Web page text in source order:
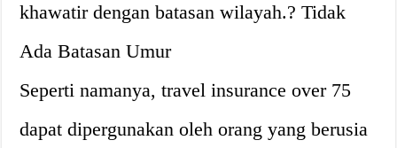
khawatir dengan batasan wilayah.? Tidak
Ada Batasan Umur
Seperti namanya, travel insurance over 75
dapat dipergunakan oleh orang yang berusia